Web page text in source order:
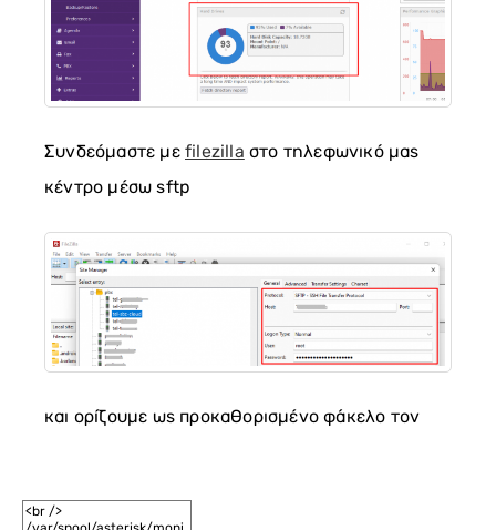
Συνδεόμαστε με filezilla στο τηλεφωνικό μας
κέντρο μέσω sftp
και ορίζουμε ως προκαθορισμένο φάκελο τον